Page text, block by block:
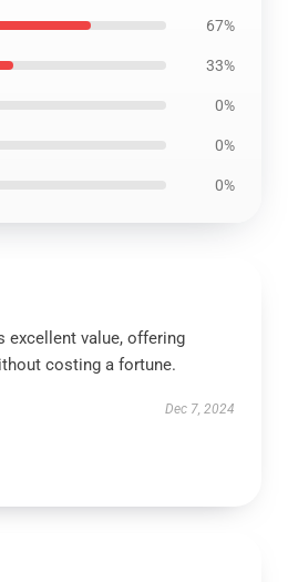
67%
33%
0%
0%
0%
excellent value, offering
costing a fortune.
Dec 7, 2024